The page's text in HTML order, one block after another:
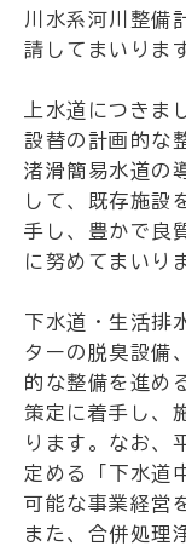
川水系河川整備
請してまいりま
上水道につきま
設替の計画的な
渚滑簡易水道の
して、既存施設
手し、豊かで良
に努めてまいり
下水道・生活排
ターの脱臭設備
的な整備を進め
策定に着手し、
ります。なお、
定める「下水道
可能な事業経営
また、合併処理